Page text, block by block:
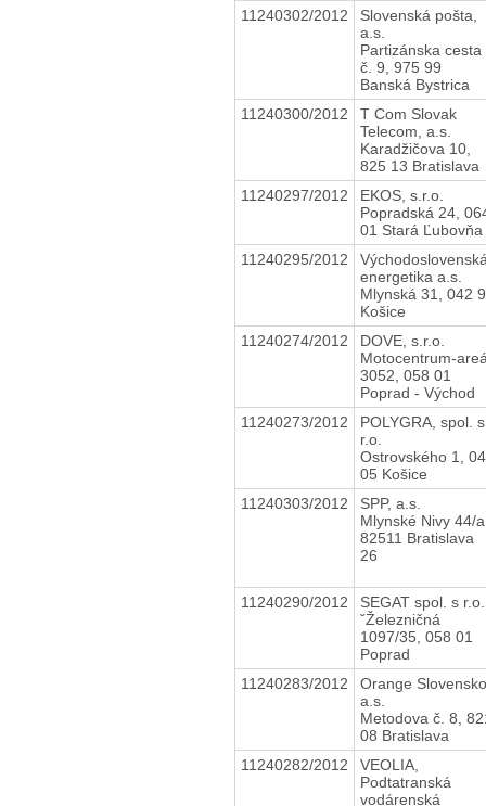
11240302/2012
Slovenská pošta,
a.s.
Partizánska cesta
č. 9, 975 99
Banská Bystrica
11240300/2012
T Com Slovak
Telecom, a.s.
Karadžičova 10,
825 13 Bratislava
11240297/2012
EKOS, s.r.o.
Popradská 24,
01 Stará Ľubovňa
11240295/2012
energetika a.s.
Mlynská 31, 042
Košice
11240274/2012
DOVE, s.r.o.
Motocentrum-
3052, 058 01
Poprad - Východ
11240273/2012
POLYGRA, spol. s
r.o.
Ostrovského 1,
05 Košice
11240303/2012
SPP, a.s.
Mlynské Nivy 44/
82511 Bratislava
26
11240290/2012
SEGAT spol. s r.o.
ˇŽelezničná
1097/35, 058 01
Poprad
11240283/2012
Orange Slovensko
a.s.
Metodova č. 8,
08 Bratislava
11240282/2012
VEOLIA,
Podtatranská
vodárenská